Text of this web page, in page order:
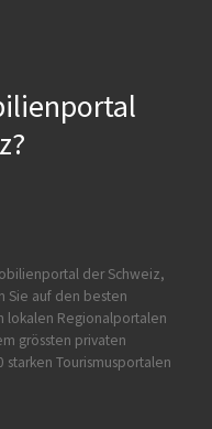
der Schweiz,
Sie auf den besten
lokalen Regionalportalen
grössten privaten
Tourismusportalen